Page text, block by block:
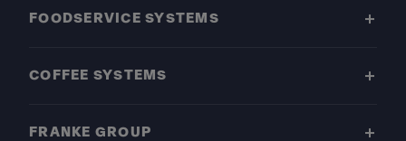
FOODSERVICE SYSTEMS
COFFEE SYSTEMS
FRANKE GROUP